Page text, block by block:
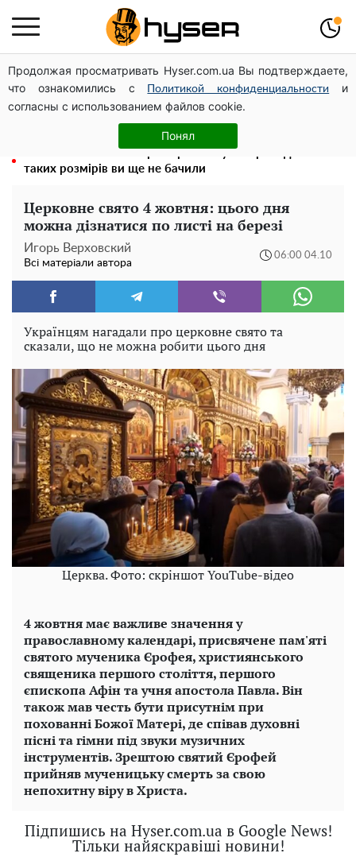
Продолжая просматривать Hyser.com.ua Вы подтверждаете,
что ознакомились с
Политикой конфиденциальности
и
согласны с использованием файлов cookie.
Понял
Чи може Поштова площа стати головною точкою
входу до історичного Києва
Олена Тополя злив відео – це далеко не все: фронтмен
"Антитіла" Тарас Тополя став наступним
таких розмірів ви ще не бачили
Церковне свято 4 жовтня: цього дня
можна дізнатися по листі на березі
Игорь Верховский
Всі матеріали автора
06:00 04.10
Українцям нагадали про церковне свято та
сказали, що не можна робити цього дня
Церква. Фото: скріншот YouTube-відео
4 жовтня має важливе значення у
православному календарі, присвячене пам'яті
святого мученика Єрофея, християнського
священика першого століття, першого
єпископа Афін та учня апостола Павла. Він
також мав честь бути присутнім при
похованні Божої Матері, де співав духовні
пісні та гімни під звуки музичних
інструментів. Зрештою святий Єрофей
прийняв мученицьку смерть за свою
непохитну віру в Христа.
Підпишись на Hyser.com.ua в Google News!
Тільки найяскравіші новини!